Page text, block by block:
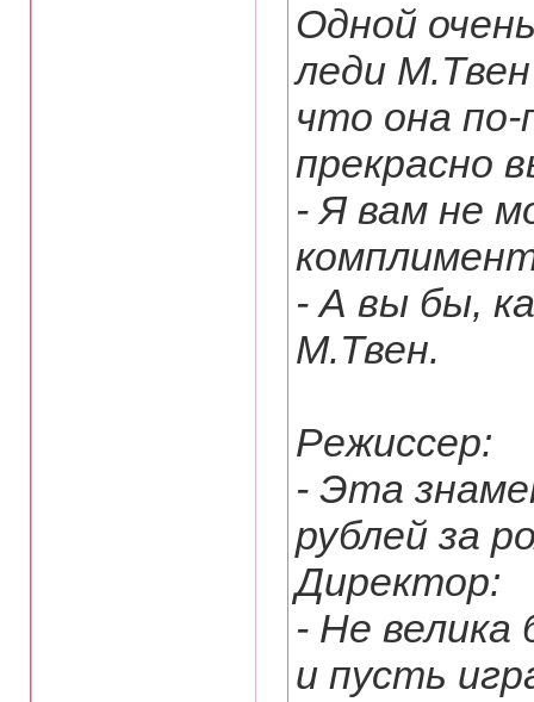
Одной
леди
что она
прекрасно
- Я вам не
- А вы бы,
М.Твен.
Режиссер:
- Эта
рублей за
Директор:
- Не велика
и пусть